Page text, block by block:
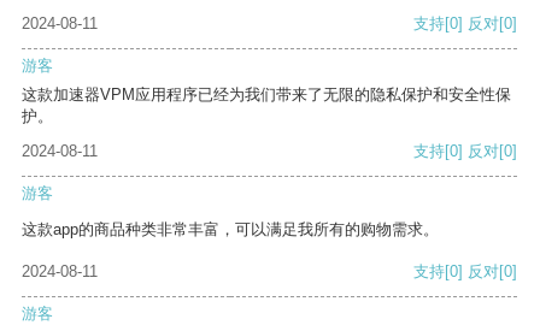
2024-08-11
支持[0] 反对[0]
游客
这款加速器VPM应用程序已经为我们带来了无限的隐私保护和安全性保
护。
2024-08-11
支持[0] 反对[0]
游客
这款app的商品种类非常丰富，可以满足我所有的购物需求。
2024-08-11 支持[0] 反对[0]
游客